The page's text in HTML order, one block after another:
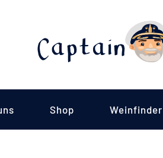
Shop Weinfinder